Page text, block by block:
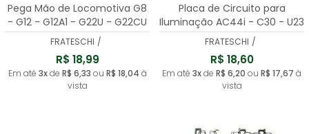
Pega Mão de Locomotiva G8
- G12 - G12A1 - G22U - G22CU
- FRATESCHI - 30071
FRATESCHI /
R$ 18,99
Em até 3xde R$ 6,33 ou R$ 18,04 à
vista
Placa de Circuito para
Iluminação AC44i - C30 - U23
- U20 - FA1 - GE 5200 -
FRATESCHI - 30062
FRATESCHI /
R$ 18,60
Em até 3xde R$ 6,20 ou R$ 17,67 à
vista